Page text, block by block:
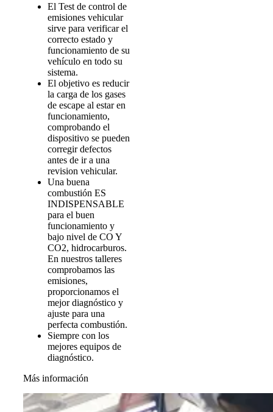
El Test de control de
emisiones vehicular
sirve para verificar el
correcto estado y
funcionamiento de su
vehículo en todo su
sistema.
El objetivo es reducir
la carga de los gases
de escape al estar en
funcionamiento,
comprobando el
dispositivo se pueden
corregir defectos
antes de ir a una
revision vehicular.
Una buena
combustión ES
INDISPENSABLE
para el buen
funcionamiento y
bajo nivel de CO Y
CO2, hidrocarburos.
En nuestros talleres
comprobamos las
emisiones,
proporcionamos el
mejor diagnóstico y
ajuste para una
perfecta combustión.
Siempre con los
mejores equipos de
diagnóstico.
Más información